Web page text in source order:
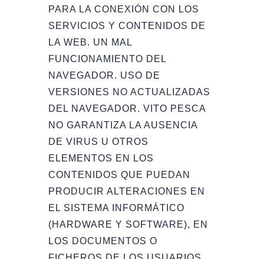
PARA LA CONEXIÓN CON LOS
SERVICIOS Y CONTENIDOS DE
LA WEB. UN MAL
FUNCIONAMIENTO DEL
NAVEGADOR. USO DE
VERSIONES NO ACTUALIZADAS
DEL NAVEGADOR. VITO PESCA
NO GARANTIZA LA AUSENCIA
DE VIRUS U OTROS
ELEMENTOS EN LOS
CONTENIDOS QUE PUEDAN
PRODUCIR ALTERACIONES EN
EL SISTEMA INFORMÁTICO
(HARDWARE Y SOFTWARE), EN
LOS DOCUMENTOS O